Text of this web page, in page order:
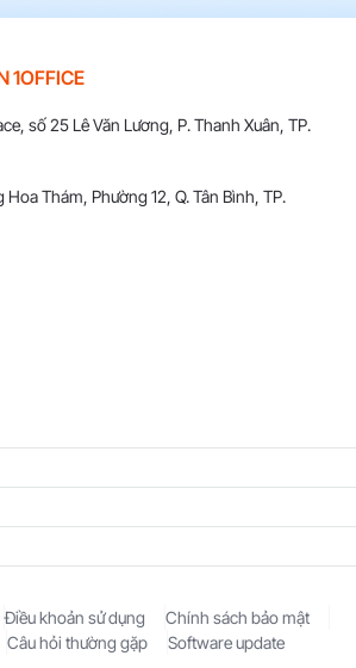
1OFFICE
số 25 Lê Văn Lương, P. Thanh Xuân, TP.
Thám, Phường 12, Q. Tân Bình, TP.
Điều khoản sử dụng
Chính sách bảo mật
Câu hỏi thường gặp Software update